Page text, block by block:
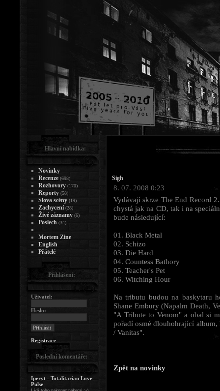
Sigh
8. 07. 2008 0:23
Vydávají skrze The End Record
chystá jak na CD, tak i na
bude následující:
01. Black Metal
02. Schizo
03. Die Hard
04. Countess Bathory
05. Teacher's Pet
06. Witching Hour
Na tributu budou na baskytaru
Shane Embury (Napalm Death,
"A Tribute to Venom" a obal si
pořadí osmé dlouhohrající album,
/ Vanitas".
Zpět na novinky
Hlavní nabídka:
Novinky
Recenze (698)
Rozhovory (170)
Reporty (58)
Slova scény (19)
Zachycení (28)
Živé záznamy (6)
Poslech (34)
Mortem Zine
English
Přátelé
Přihlášení:
Uživatel:
Heslo:
Registrace
Poslední komentáře:
Iperyt - Totalitarian Love
Pulse